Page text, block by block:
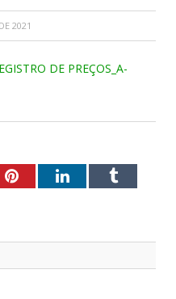
2021
DE PREÇOS_A-
PinterestLinkedInTumblr